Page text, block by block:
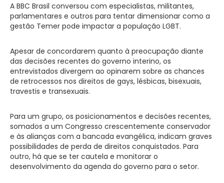
A BBC Brasil conversou com especialistas, militantes,
parlamentares e outros para tentar dimensionar como a
gestão Temer pode impactar a população LGBT.
Apesar de concordarem quanto à preocupação diante
das decisões recentes do governo interino, os
entrevistados divergem ao opinarem sobre as chances
de retrocessos nos direitos de gays, lésbicas, bisexuais,
travestis e transexuais.
Para um grupo, os posicionamentos e decisões recentes,
somados a um Congresso crescentemente conservador
e às alianças com a bancada evangélica, indicam graves
possibilidades de perda de direitos conquistados. Para
outro, há que se ter cautela e monitorar o
desenvolvimento da agenda do governo para o setor.